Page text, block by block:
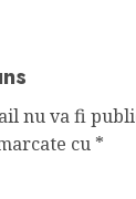
nu va fi
cu *